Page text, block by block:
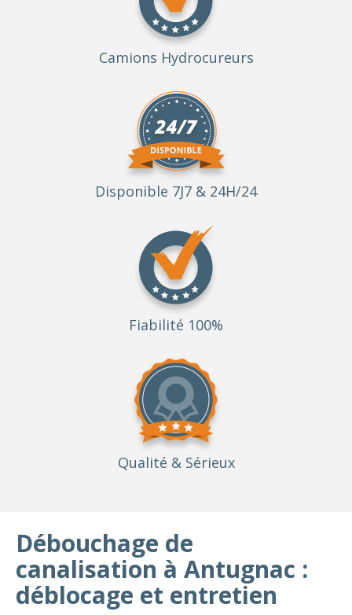
Camions Hydrocureurs
Disponible 7J7 & 24H/24
Fiabilité 100%
Qualité & Sérieux
Débouchage de
canalisation à Antugnac :
déblocage et entretien